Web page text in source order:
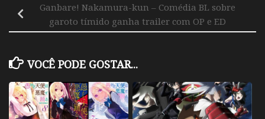
Ganbare! Nakamura-kun – Comédia BL sobre
garoto tímido ganha trailer com OP e ED
VOCÊ PODE GOSTAR...